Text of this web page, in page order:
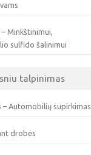
Minkštinimui,
sulfido šalinimui
talpinimas
– Automobilių supirkimas
drobės